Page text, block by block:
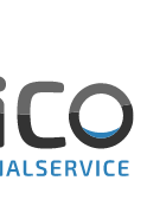
Home